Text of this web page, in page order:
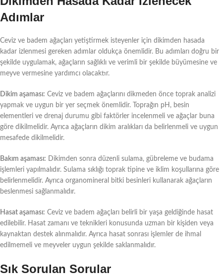
Adımlar
Ceviz ve badem ağaçları yetiştirmek isteyenler için dikimden hasada
kadar izlenmesi gereken adımlar oldukça önemlidir. Bu adımları doğru bir
şekilde uygulamak, ağaçların sağlıklı ve verimli bir şekilde büyümesine ve
meyve vermesine yardımcı olacaktır.
Dikim aşaması: Ceviz ve badem ağaçlarını dikmeden önce toprak analizi
yapmak ve uygun bir yer seçmek önemlidir. Toprağın pH, besin
elementleri ve drenaj durumu gibi faktörler incelenmeli ve ağaçlar buna
göre dikilmelidir. Ayrıca ağaçların dikim aralıkları da belirlenmeli ve uygun
mesafede dikilmelidir.
Bakım aşaması: Dikimden sonra düzenli sulama, gübreleme ve budama
işlemleri yapılmalıdır. Sulama sıklığı toprak tipine ve iklim koşullarına göre
belirlenmelidir. Ayrıca organomineral bitki besinleri kullanarak ağaçların
beslenmesi sağlanmalıdır.
Hasat aşaması: Ceviz ve badem ağaçları belirli bir yaşa geldiğinde hasat
edilebilir. Hasat zamanı ve teknikleri konusunda uzman bir kişiden veya
kaynaktan destek alınmalıdır. Ayrıca hasat sonrası işlemler de ihmal
edilmemeli ve meyveler uygun şekilde saklanmalıdır.
Sık Sorulan Sorular